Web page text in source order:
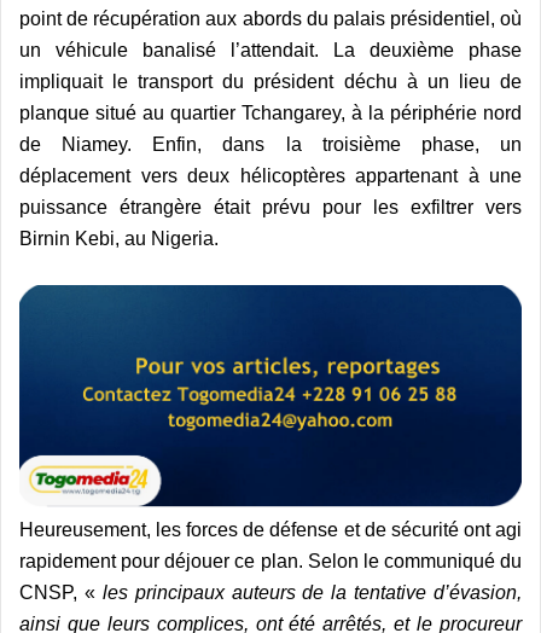
point de récupération aux abords du palais présidentiel, où
un véhicule banalisé l’attendait. La deuxième phase
impliquait le transport du président déchu à un lieu de
planque situé au quartier Tchangarey, à la périphérie nord
de Niamey. Enfin, dans la troisième phase, un
déplacement vers deux hélicoptères appartenant à une
puissance étrangère était prévu pour les exfiltrer vers
Birnin Kebi, au Nigeria.
Heureusement, les forces de défense et de sécurité ont agi
rapidement pour déjouer ce plan. Selon le communiqué du
CNSP, « les principaux auteurs de la tentative d’évasion,
ainsi que leurs complices, ont été arrêtés, et le procureur